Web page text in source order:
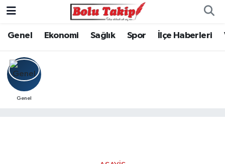
Genel Ekonomi Sağlık Spor İlçe Haberleri
Genel